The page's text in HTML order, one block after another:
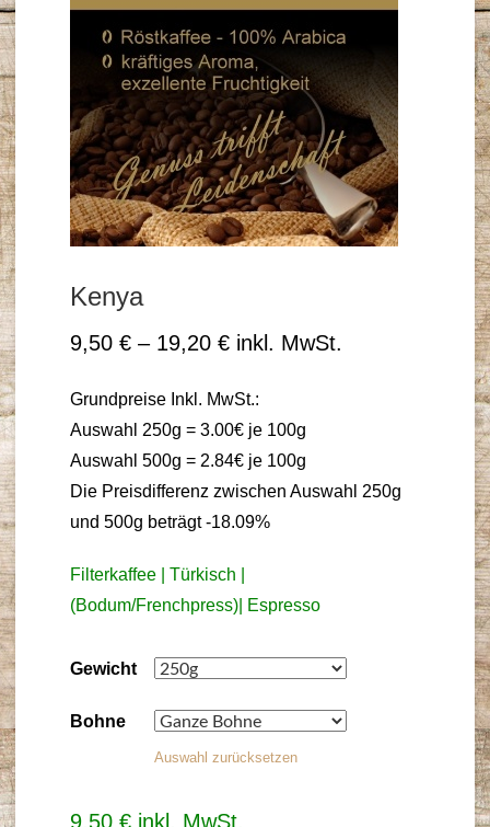
Kenya
9,50 € – 19,20 € inkl. MwSt.
Grundpreise Inkl. MwSt.:
Auswahl 250g = 3.00€ je 100g
Auswahl 500g = 2.84€ je 100g
Die Preisdifferenz zwischen Auswahl 250g
und 500g beträgt -18.09%
Filterkaffee | Türkisch |
(Bodum/Frenchpress)| Espresso
Gewicht
Bohne
Auswahl zurücksetzen
9,50 € inkl. MwSt.